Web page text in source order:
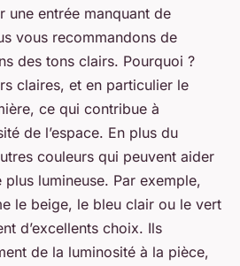
une entrée manquant de
vous recommandons de
des tons clairs. Pourquoi ?
claires, et en particulier le
ce qui contribue à
de l’espace. En plus du
couleurs qui peuvent aider
lumineuse. Par exemple,
le beige, le bleu clair ou le vert
d’excellents choix. Ils
de la luminosité à la pièce,